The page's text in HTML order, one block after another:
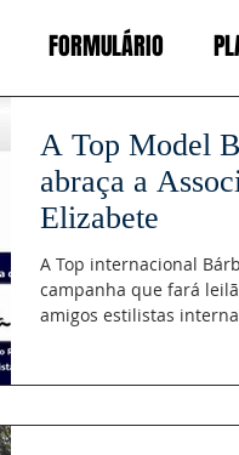
FORMULÁRIO
A Top Model
abraça a
Elizabete
A Top internacional
campanha que fará
amigos estilistas